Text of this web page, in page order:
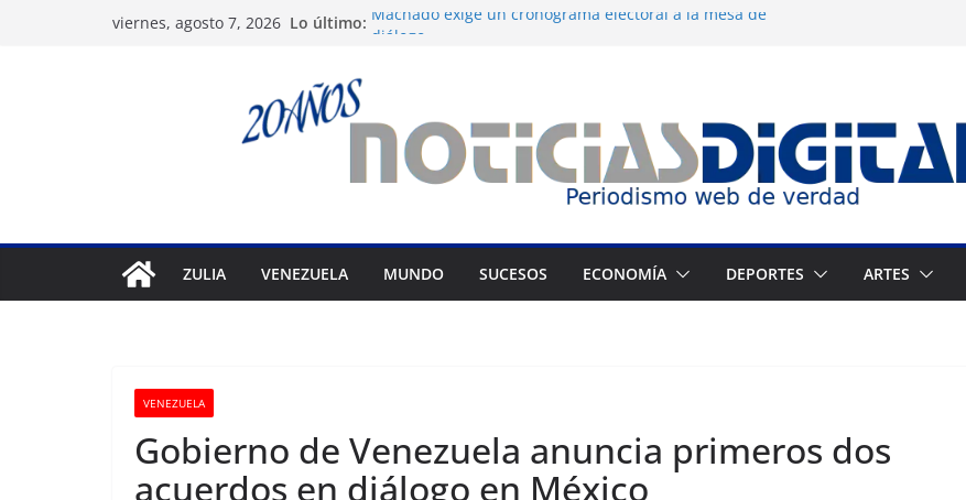
viernes, agosto 7, 2026 Lo último: Machado exige un cronograma electoral a la mesa de
Diana Sanoja: La consagración del talento venezolano en el
exterior
Hallan el cuerpo del montañista Nirmal Purja tras
ZULIA VENEZUELA MUNDO SUCESOS ECONOMÍA DEPORTES ARTES
VENEZUELA
Gobierno de Venezuela anuncia primeros dos
acuerdos en diálogo en México